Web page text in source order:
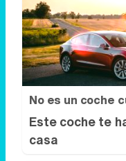
No es un coche
Este coche te
casa